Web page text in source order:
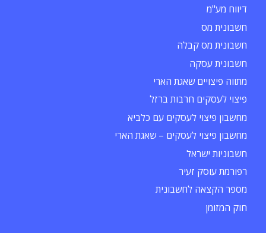
דיווח מע"מ
חשבונית מס
חשבונית מס קבלה
חשבונית עסקה
מתווה פיצויים שאגת הארי
פיצוי לעסקים חרבות ברזל
מחשבון פיצוי לעסקים עם כלביא
מחשבון פיצוי לעסקים – שאגת הארי
חשבוניות ישראל
רפורמת עוסק זעיר
מספר הקצאה לחשבונית
חוק המזומן